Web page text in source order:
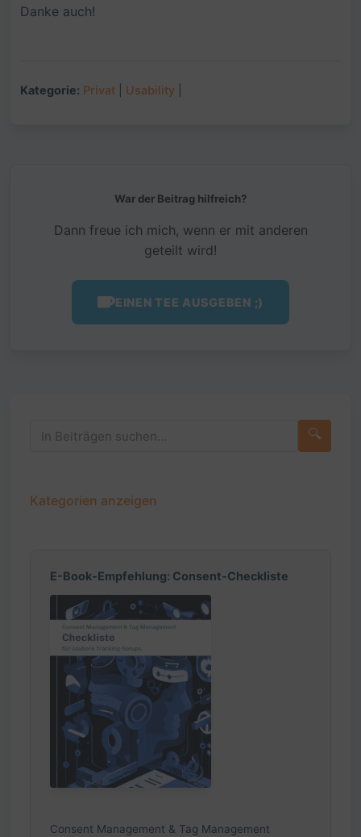
🔍
Kategorien anzeigen
E-Book-Empfehlung: Consent-Checkliste
Consent Management & Tag Management
Danke auch!
Kategorie: Privat Usability
War der Beitrag hilfreich?
Dann freue ich mich, wenn er mit anderen
geteilt wird!
EINEN TEE AUSGEBEN ;)